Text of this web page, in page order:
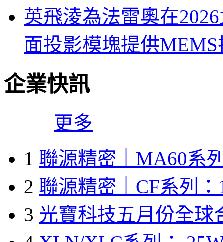
英飛淩為法雷奧在
面投影模塊提供MEMS
企業快訊
更多
1 聯源精密｜MA60系
2 聯源精密｜CF系列：
3 光寶科技五月份全球